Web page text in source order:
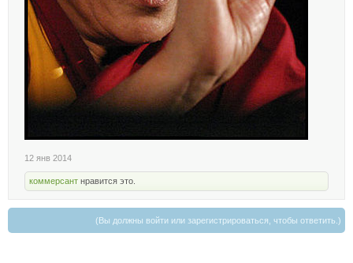
12 янв 2014
коммерсант нравится это.
(Вы должны войти или зарегистрироваться, чтобы ответить.)